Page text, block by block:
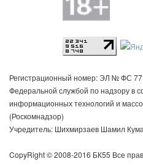
Регистрационный номер: ЭЛ № ФС
Федеральной службой по надзору в
информационных технологий и
(Роскомнадзор)
Учредитель: Шихмирзаев Шамил
CopyRight © 2008-2016 БК55 Все